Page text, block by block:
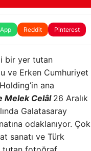
Reddit Pinterest
bir yer tutan
ve Erken Cumhuriyet
ana
Melek Celâl26 Aralık
Galatasaray
odaklanıyor. Çok
sanatı ve Türk